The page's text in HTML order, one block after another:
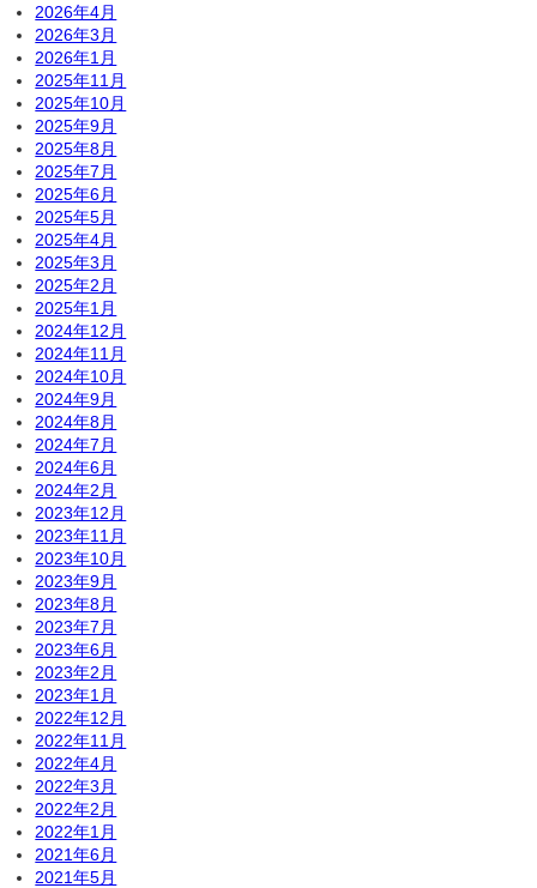
2026年4月
2026年3月
2026年1月
2025年11月
2025年10月
2025年9月
2025年8月
2025年7月
2025年6月
2025年5月
2025年4月
2025年3月
2025年2月
2025年1月
2024年12月
2024年11月
2024年10月
2024年9月
2024年8月
2024年7月
2024年6月
2024年2月
2023年12月
2023年11月
2023年10月
2023年9月
2023年8月
2023年7月
2023年6月
2023年2月
2023年1月
2022年12月
2022年11月
2022年4月
2022年3月
2022年2月
2022年1月
2021年6月
2021年5月